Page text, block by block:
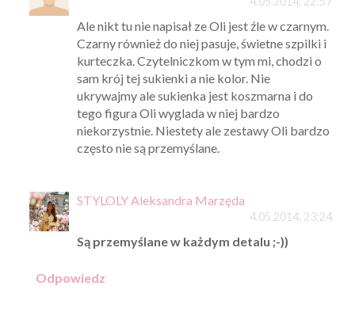
Ale nikt tu nie napisał ze Oli jest źle w czarnym.
Czarny również do niej pasuje, świetne szpilki i
kurteczka. Czytelniczkom w tym mi, chodzi o
sam krój tej sukienki a nie kolor. Nie
ukrywajmy ale sukienka jest koszmarna i do
tego figura Oli wyglada w niej bardzo
niekorzystnie. Niestety ale zestawy Oli bardzo
często nie są przemyślane.
STYLOLY Aleksandra Marzęda
4.05.2014, 23:24
Są przemyślane w każdym detalu ;-))
Odpowiedz